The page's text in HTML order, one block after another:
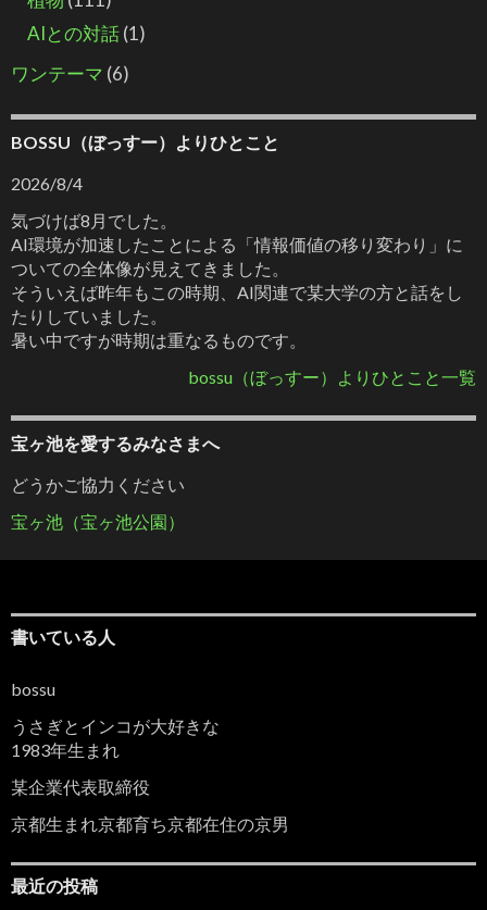
AIとの対話(1)
ワンテーマ (6)
BOSSU（ぼっすー）よりひとこと
2026/8/4
気づけば8月でした。
AI環境が加速したことによる「情報価値の移り変わり」に
ついての全体像が見えてきました。
そういえば昨年もこの時期、AI関連で某大学の方と話をし
たりしていました。
暑い中ですが時期は重なるものです。
bossu（ぼっすー）よりひとこと一覧
宝ヶ池を愛するみなさまへ
どうかご協力ください
宝ヶ池（宝ヶ池公園）
書いている人
bossu
うさぎとインコが大好きな
1983年生まれ
某企業代表取締役
京都生まれ京都育ち京都在住の京男
最近の投稿